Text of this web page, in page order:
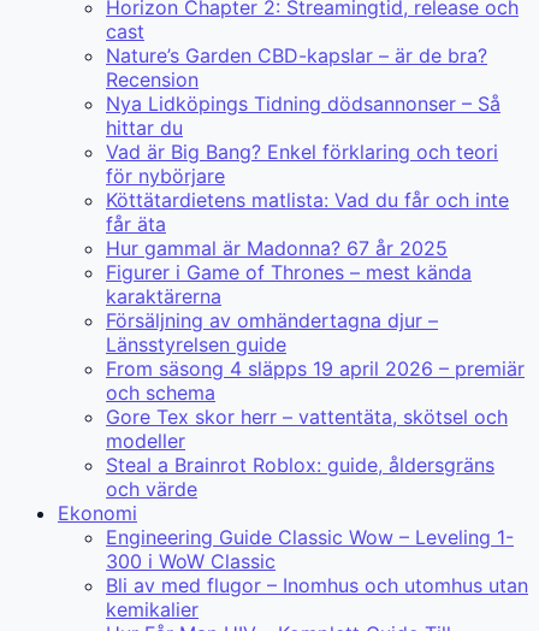
Horizon Chapter 2: Streamingtid, release och
cast
Nature’s Garden CBD-kapslar – är de bra?
Recension
Nya Lidköpings Tidning dödsannonser – Så
hittar du
Vad är Big Bang? Enkel förklaring och teori
för nybörjare
Köttätardietens matlista: Vad du får och inte
får äta
Hur gammal är Madonna? 67 år 2025
Figurer i Game of Thrones – mest kända
karaktärerna
Försäljning av omhändertagna djur –
Länsstyrelsen guide
From säsong 4 släpps 19 april 2026 – premiär
och schema
Gore Tex skor herr – vattentäta, skötsel och
modeller
Steal a Brainrot Roblox: guide, åldersgräns
och värde
Ekonomi
Engineering Guide Classic Wow – Leveling 1-
300 i WoW Classic
Bli av med flugor – Inomhus och utomhus utan
kemikalier